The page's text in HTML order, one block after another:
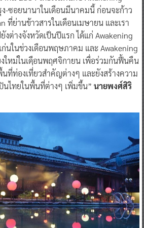
จัด Awakening Samyan ที่ย่านสามย่าน-
าคม 2564 โดยเริ่มต้นกับ Awakening
-ซอยนานาในเดือนมีนาคมนี้ ก่อนจะก้าว
ที่ย่านข้าวสารในเดือนเมษายน และเรา
งต่างจังหวัดเป็นปีแรก ได้แก่ Awakening
นในช่วงเดือนพฤษภาคม และ Awakening
ใหม่ในเดือนพฤศจิกายน เพื่อร่วมกันฟื้นคืน
ที่ท่องเที่่ยวสำคัญต่างๆ และยังสร้างความ